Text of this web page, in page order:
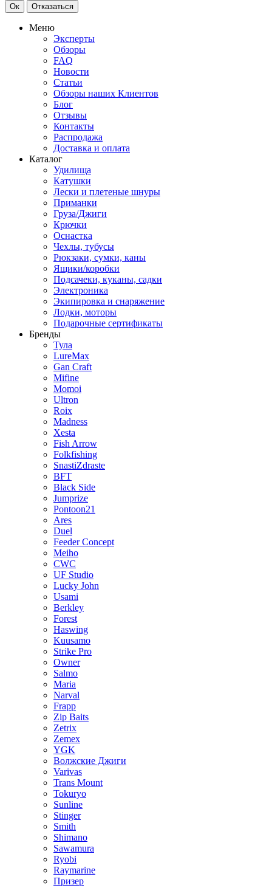
Ок Отказаться
Меню
Эксперты
Обзоры
FAQ
Новости
Статьи
Обзоры наших Клиентов
Блог
Отзывы
Контакты
Распродажа
Доставка и оплата
Каталог
Удилища
Катушки
Лески и плетеные шнуры
Приманки
Груза/Джиги
Крючки
Оснастка
Чехлы, тубусы
Рюкзаки, сумки, каны
Ящики/коробки
Подсачеки, куканы, садки
Электроника
Экипировка и снаряжение
Лодки, моторы
Подарочные сертификаты
Бренды
Тула
LureMax
Gan Craft
Mifine
Momoi
Ultron
Roix
Madness
Xesta
Fish Arrow
Folkfishing
SnastiZdraste
BFT
Black Side
Jumprize
Pontoon21
Ares
Duel
Feeder Concept
Meiho
CWC
UF Studio
Lucky John
Usami
Berkley
Forest
Haswing
Kuusamo
Strike Pro
Owner
Salmo
Maria
Narval
Frapp
Zip Baits
Zetrix
Zemex
YGK
Волжские Джиги
Varivas
Trans Mount
Tokuryo
Sunline
Stinger
Smith
Shimano
Sawamura
Ryobi
Raymarine
Призер